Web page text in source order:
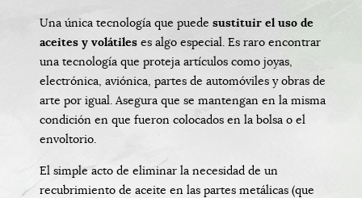
Una única tecnología que puede sustituir el uso de
aceites y volátiles es algo especial. Es raro encontrar
una tecnología que proteja artículos como joyas,
electrónica, aviónica, partes de automóviles y obras de
arte por igual. Asegura que se mantengan en la misma
condición en que fueron colocados en la bolsa o el
envoltorio.
El simple acto de eliminar la necesidad de un
recubrimiento de aceite en las partes metálicas (que